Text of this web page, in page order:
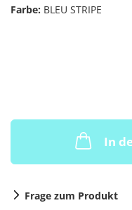
Farbe: BLEU STRIPE
In
Frage zum Produkt